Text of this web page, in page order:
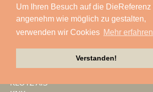
Um Ihren Besuch auf die DieReferenz
angenehm wie möglich zu gestalten,
verwenden wir Cookies Mehr erfahren
Verstanden!
KAISERSCHOTE
KALLE KRAUSE
Kern & Stelly
KIEKER
KLOTZ AIS